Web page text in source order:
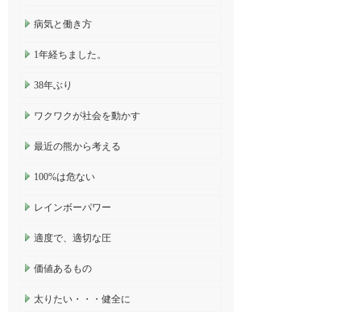
病気と働き方
1年経ちました。
38年ぶり
ワクワクが社会を動かす
最近の熊から考える
100%は危ない
レインボーパワー
適度で、適切な圧
価値あるもの
太りたい・・・健全に